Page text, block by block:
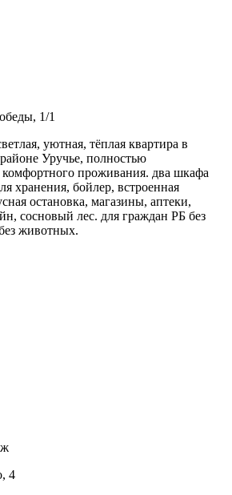
1/1
уютная, тёплая квартира в
Уручье, полностью
комфортного проживания. два шкафа
хранения, бойлер, встроенная
остановка, магазины, аптеки,
сосновый лес. для граждан РБ без
животных.
4